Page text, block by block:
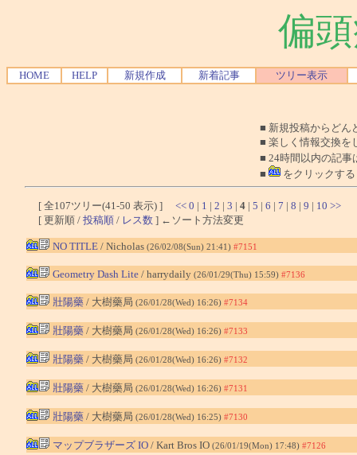
偏
HOME HELP 新規作成 新着記事 ツリー表示
■ 新規投稿からどん
■ 楽しく情報交換を
■ 24時間以内の記事
■
をクリックす
[ 全107ツリー(41-50 表示) ] << 0 | 1 | 2 | 3 | 4 | 5 | 6 | 7 | 8 | 9 | 10 >>
[ 更新順 / 投稿順 / レス数 ] ←ソート方法変更
NO TITLE/ Nicholas (26/02/08(Sun) 21:41) #7151
Geometry Dash Lite/ harrydaily (26/01/29(Thu) 15:59) #7136
壯陽藥/ 大樹藥局 (26/01/28(Wed) 16:26) #7134
壯陽藥/ 大樹藥局 (26/01/28(Wed) 16:26) #7133
壯陽藥/ 大樹藥局 (26/01/28(Wed) 16:26) #7132
壯陽藥/ 大樹藥局 (26/01/28(Wed) 16:26) #7131
壯陽藥/ 大樹藥局 (26/01/28(Wed) 16:25) #7130
マップブラザーズ IO/ Kart Bros IO (26/01/19(Mon) 17:48) #7126